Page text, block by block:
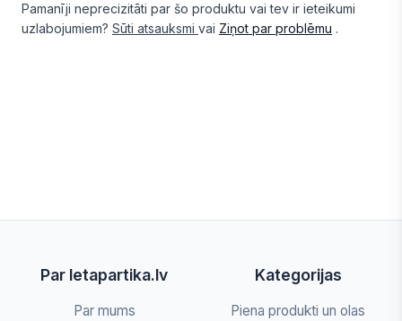
Pamanīji neprecizitāti par šo produktu vai tev ir ieteikumi
uzlabojumiem? Sūti atsauksmi vai Ziņot par problēmu .
Par letapartika.lv
Par mums
Kategorijas
Piena produkti un olas